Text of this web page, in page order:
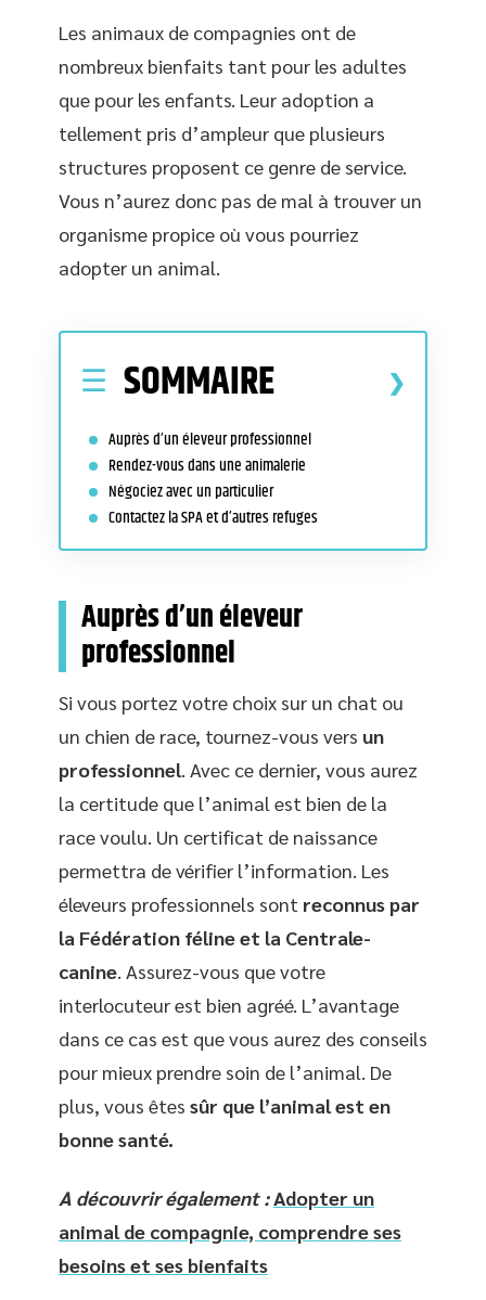
Les animaux de compagnies ont de
nombreux bienfaits tant pour les adultes
que pour les enfants. Leur adoption a
tellement pris d’ampleur que plusieurs
structures proposent ce genre de service.
Vous n’aurez donc pas de mal à trouver un
organisme propice où vous pourriez
adopter un animal.
SOMMAIRE
Auprès d’un éleveur professionnel
Rendez-vous dans une animalerie
Négociez avec un particulier
Contactez la SPA et d’autres refuges
Auprès d’un éleveur
professionnel
Si vous portez votre choix sur un chat ou
un chien de race, tournez-vous vers un
professionnel. Avec ce dernier, vous aurez
la certitude que l’animal est bien de la
race voulu. Un certificat de naissance
permettra de vérifier l’information. Les
éleveurs professionnels sont reconnus par
la Fédération féline et la Centrale-
canine. Assurez-vous que votre
interlocuteur est bien agréé. L’avantage
dans ce cas est que vous aurez des conseils
pour mieux prendre soin de l’animal. De
plus, vous êtes sûr que l’animal est en
bonne santé.
A découvrir également : Adopter un
animal de compagnie, comprendre ses
besoins et ses bienfaits